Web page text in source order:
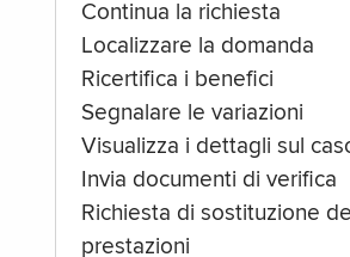
Continua la richiesta
Localizzare la domanda
Ricertifica i benefici
Segnalare le variazioni
Visualizza i dettagli sul
Invia documenti di verifica
Richiesta di sostituzione
prestazioni